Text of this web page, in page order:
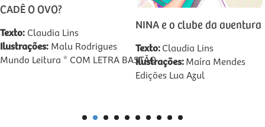
CADÊ O OVO?
Texto: Claudia Lins
Ilustrações: Malu Rodrigues
Mundo Leitura * COM LETRA BASTÃO
NINA e o clube da aventura
Texto:Claudia Lins
Ilustrações:Maíra Mendes
Edições Lua Azul